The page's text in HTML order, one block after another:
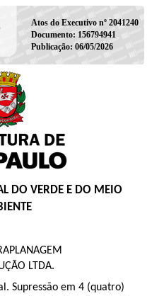
Atos do Executivo nº 2041240
Documento: 156794941
Publicação: 06/05/2026
DO VERDE E DO MEIO
LTDA.
Supressão em 4 (quatro)